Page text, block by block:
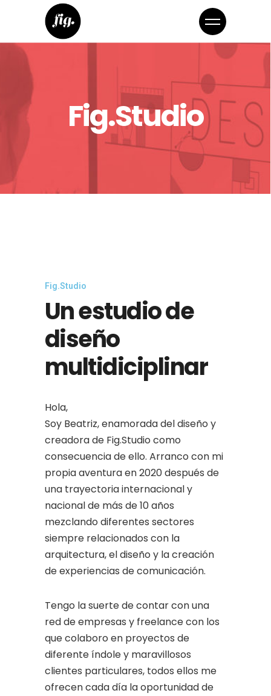
Fig.Studio
Fig.Studio
Un estudio de
diseño
multidiciplinar
Hola,
Soy Beatriz, enamorada del diseño y
creadora de Fig.Studio como
consecuencia de ello. Arranco con mi
propia aventura en 2020 después de
una trayectoria internacional y
nacional de más de 10 años
mezclando diferentes sectores
siempre relacionados con la
arquitectura, el diseño y la creación
de experiencias de comunicación.
Tengo la suerte de contar con una
red de empresas y freelance con los
que colaboro en proyectos de
diferente índole y maravillosos
clientes particulares, todos ellos me
ofrecen cada día la oportunidad de